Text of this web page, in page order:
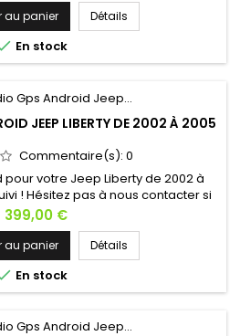
au panier Détails
En stock
JEEP LIBERTY DE 2002 À 2005
Commentaire(s): 0
votre Jeep Liberty de 2002 à
! Hésitez pas à nous contacter si
une question !
Prix
399,00 €
au panier Détails
En stock